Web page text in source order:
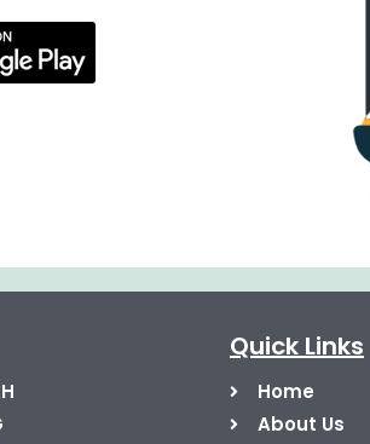
Quick Links
Home
About Us